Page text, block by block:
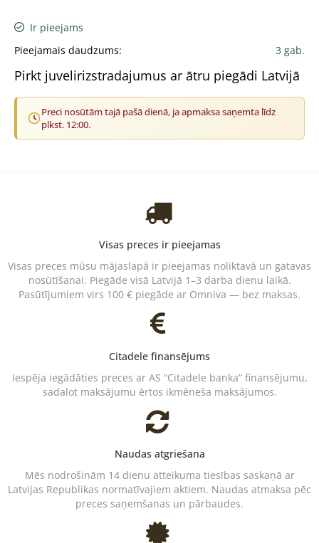
Ir pieejams
Pieejamais daudzums:
3 gab.
Pirkt juvelirizstradajumus ar ātru piegādi Latvijā
Preci nosūtām tajā pašā dienā, ja apmaksa saņemta līdz
plkst. 12:00.
Visas preces ir pieejamas
Visas preces mūsu mājaslapā ir pieejamas noliktavā un gatavas
nosūtīšanai. Piegāde visā Latvijā 1–3 darba dienu laikā.
Pasūtījumiem virs 100 € piegāde ar Omniva — bez maksas.
Citadele finansējums
Iespēja iegādāties preces ar AS “Citadele banka” finansējumu,
sadalot maksājumu ērtos ikmēneša maksājumos.
Naudas atgriešana
Mēs nodrošinām 14 dienu atteikuma tiesības saskaņā ar
Latvijas Republikas normatīvajiem aktiem. Naudas atmaksa pēc
preces saņemšanas un pārbaudes.